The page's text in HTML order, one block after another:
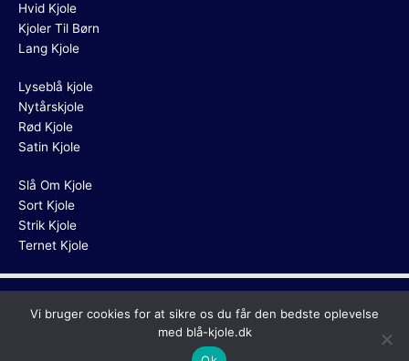
Hvid Kjole
Kjoler Til Børn
Lang Kjole
Lyseblå kjole
Nytårskjole
Rød Kjole
Satin Kjole
Slå Om Kjole
Sort Kjole
Strik Kjole
Ternet Kjole
Copyright © 2026 Blå Kjole
Vi bruger cookies for at sikre os du får den bedste oplevelse
med blå-kjole.dk